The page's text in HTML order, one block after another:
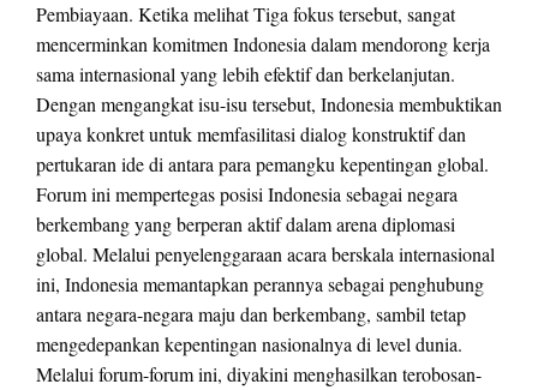
Pembiayaan. Ketika melihat Tiga fokus tersebut, sangat
mencerminkan komitmen Indonesia dalam mendorong kerja
sama internasional yang lebih efektif dan berkelanjutan.
Dengan mengangkat isu-isu tersebut, Indonesia membuktikan
upaya konkret untuk memfasilitasi dialog konstruktif dan
pertukaran ide di antara para pemangku kepentingan global.
Forum ini mempertegas posisi Indonesia sebagai negara
berkembang yang berperan aktif dalam arena diplomasi
global. Melalui penyelenggaraan acara berskala internasional
ini, Indonesia memantapkan perannya sebagai penghubung
antara negara-negara maju dan berkembang, sambil tetap
mengedepankan kepentingan nasionalnya di level dunia.
Melalui forum-forum ini, diyakini menghasilkan terobosan-